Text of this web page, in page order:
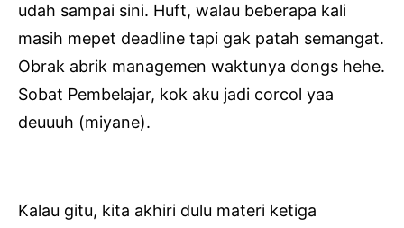
udah sampai sini. Huft, walau beberapa kali
masih mepet deadline tapi gak patah semangat.
Obrak abrik managemen waktunya dongs hehe.
Sobat Pembelajar, kok aku jadi corcol yaa
deuuuh (miyane).
Kalau gitu, kita akhiri dulu materi ketiga